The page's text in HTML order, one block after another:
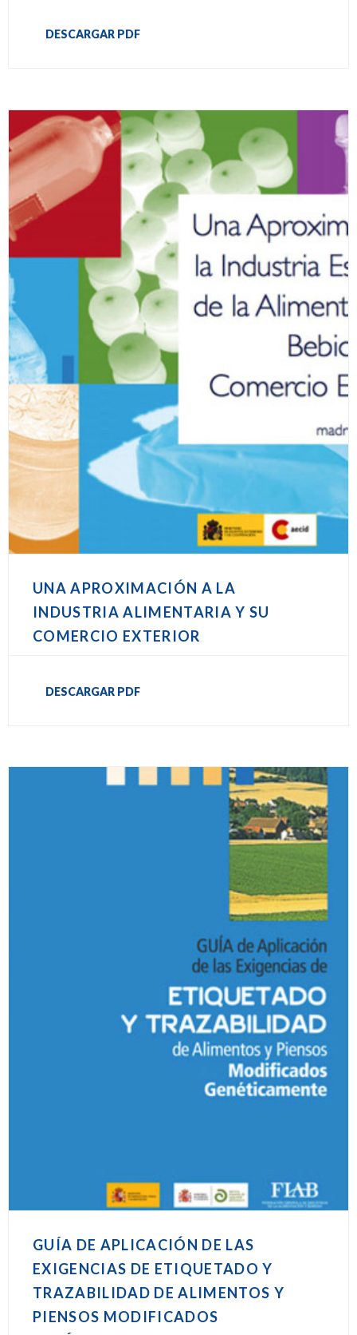
DESCARGAR PDF
UNA APROXIMACIÓN A LA
INDUSTRIA ALIMENTARIA Y SU
COMERCIO EXTERIOR
DESCARGAR PDF
GUÍA DE APLICACIÓN DE LAS
EXIGENCIAS DE ETIQUETADO Y
TRAZABILIDAD DE ALIMENTOS Y
PIENSOS MODIFICADOS